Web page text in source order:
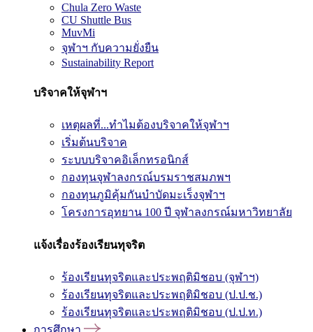
Chula Zero Waste
CU Shuttle Bus
MuvMi
จุฬาฯ กับความยั่งยืน
Sustainability Report
บริจาคให้จุฬาฯ
เหตุผลที่...ทำไมต้องบริจาคให้จุฬาฯ
เริ่มต้นบริจาค
ระบบบริจาคอิเล็กทรอนิกส์
กองทุนจุฬาลงกรณ์บรมราชสมภพฯ
กองทุนภูมิคุ้มกันบำบัดมะเร็งจุฬาฯ
โครงการอุทยาน 100 ปี จุฬาลงกรณ์มหาวิทยาลัย
แจ้งเรื่องร้องเรียนทุจริต
ร้องเรียนทุจริตและประพฤติมิชอบ (จุฬาฯ)
ร้องเรียนทุจริตและประพฤติมิชอบ (ป.ป.ช.)
ร้องเรียนทุจริตและประพฤติมิชอบ (ป.ป.ท.)
การศึกษา